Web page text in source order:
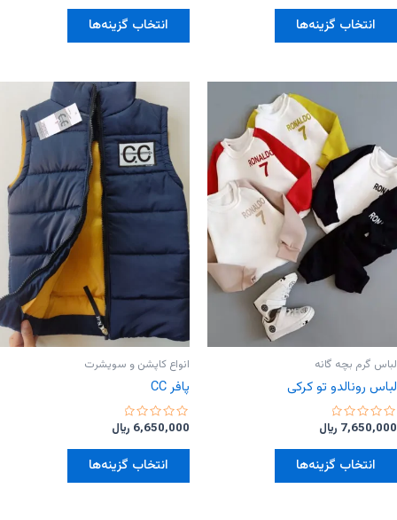
از
انتخاب گزینه‌ها
این
مختلفی
می
باشد.
گزینه
ها
ممکن
است
صفحه
محصول
انتخاب
شوند
از
انتخاب گزینه‌ها
این
مختلفی
می
باشد.
گزینه
ها
ممکن
است
در
صفحه
محصول
انتخاب
شوند
لباس گرم بچه گانه
لباس رونالدو تو کرکی
امتیاز
از
7,650,000 ﷼
انتخاب گزینه‌ها
این
انواع کاپشن و سویشرت
پافر CC
امتیاز
از
6,650,000 ﷼
انتخاب گزینه‌ها
این